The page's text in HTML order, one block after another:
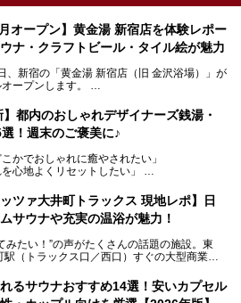
オープン】黄金湯 新宿店を体験レポー
ナ・クラフトビール・タイル絵が魅力
、新宿の「黄金湯 新宿店（旧 金沢浴場）」が
ープンします。
タルジックなタイル絵はそのまま、昔からここ
人にも、新しく足を運んでくれる人にも愛され
"銭湯"として生まれ変わりました。洞窟のよ
、新しく登場したスポットも併せて紹介しま
設備があるのに、基本の入浴料が銭湯価格の5
】都内のおしゃれデザイナーズ銭湯・
！週末のご褒美に♪
こかでおしゃれに癒やされたい」
を心地よくリセットしたい」
新しいスタイルの銭湯です。
ディアで「デザイナーズ銭湯」や「ネオ銭
もそもこれらがどんな銭湯なのか、その気に
店15選を、おすすめの順番で一挙にご紹介
ッツァ大井町トラックス 現地レポ】日
サウナや充実の温浴が魅力！
みたい！”の声がたくさんの話題の施設。東
（トラックス口／西口）すぐの大型商業施
ックス」がニューオープン。施設の様子をレ
るサウナおすすめ14選！安いカプセル